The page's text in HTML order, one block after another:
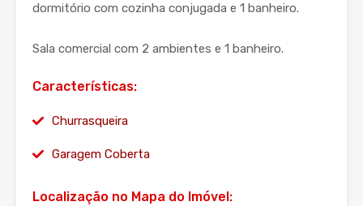
dormitório com cozinha conjugada e 1 banheiro.
Sala comercial com 2 ambientes e 1 banheiro.
Características:
Churrasqueira
Garagem Coberta
Localização no Mapa do Imóvel: